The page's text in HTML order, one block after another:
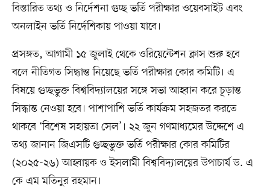
বিস্তারিত তথ্য ও নির্দেশনা গুচ্ছ ভর্তি পরীক্ষার ওয়েবসাইট এবং
অনলাইন ভর্তি নির্দেশিকায় পাওয়া যাবে।
প্রসঙ্গত, আগামী ১৫ জুলাই থেকে ওরিয়েন্টেশন ক্লাস শুরু হবে
বলে নীতিগত সিদ্ধান্ত নিয়েছে ভর্তি পরীক্ষার কোর কমিটি। এ
বিষয়ে গুচ্ছভুক্ত বিশ্ববিদ্যালয়ের সঙ্গে সভা আহ্বান করে চূড়ান্ত
সিদ্ধান্ত নেওয়া হবে। পাশাপাশি ভর্তি কার্যক্রম সহজতর করতে
থাকবে ‘বিশেষ সহায়তা সেল’। ২২ জুন গণমাধ্যমের উদ্দেশে এ
তথ্য জানান জিএসটি গুচ্ছভুক্ত ভর্তি পরীক্ষার কোর কমিটির
(২০২৫-২৬) আহ্বায়ক ও ইসলামী বিশ্ববিদ্যালয়ের উপাচার্য ড. এ
কে এম মতিনুর রহমান।